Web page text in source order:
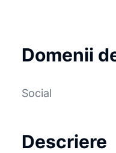
Domenii
Social
Descriere